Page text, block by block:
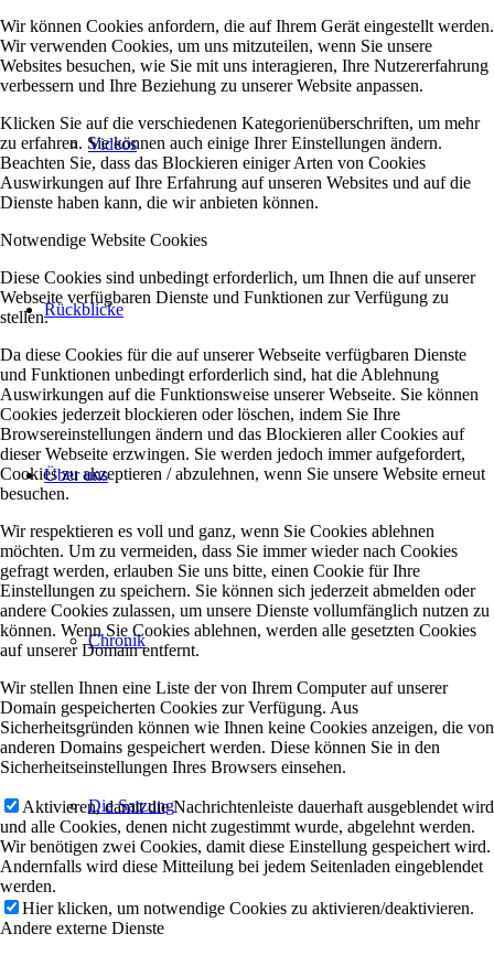
Videos
Rückblicke
Über uns
Chronik
Die Satzung
Wir können Cookies anfordern, die auf Ihrem Gerät eingestellt werden.
Wir verwenden Cookies, um uns mitzuteilen, wenn Sie unsere
Websites besuchen, wie Sie mit uns interagieren, Ihre Nutzererfahrung
verbessern und Ihre Beziehung zu unserer Website anpassen.
Klicken Sie auf die verschiedenen Kategorienüberschriften, um mehr
zu erfahren. Sie können auch einige Ihrer Einstellungen ändern.
Beachten Sie, dass das Blockieren einiger Arten von Cookies
Auswirkungen auf Ihre Erfahrung auf unseren Websites und auf die
Dienste haben kann, die wir anbieten können.
Notwendige Website Cookies
Diese Cookies sind unbedingt erforderlich, um Ihnen die auf unserer
Webseite verfügbaren Dienste und Funktionen zur Verfügung zu
stellen.
Da diese Cookies für die auf unserer Webseite verfügbaren Dienste
und Funktionen unbedingt erforderlich sind, hat die Ablehnung
Auswirkungen auf die Funktionsweise unserer Webseite. Sie können
Cookies jederzeit blockieren oder löschen, indem Sie Ihre
Browsereinstellungen ändern und das Blockieren aller Cookies auf
dieser Webseite erzwingen. Sie werden jedoch immer aufgefordert,
Cookies zu akzeptieren / abzulehnen, wenn Sie unsere Website erneut
besuchen.
Wir respektieren es voll und ganz, wenn Sie Cookies ablehnen
möchten. Um zu vermeiden, dass Sie immer wieder nach Cookies
gefragt werden, erlauben Sie uns bitte, einen Cookie für Ihre
Einstellungen zu speichern. Sie können sich jederzeit abmelden oder
andere Cookies zulassen, um unsere Dienste vollumfänglich nutzen zu
können. Wenn Sie Cookies ablehnen, werden alle gesetzten Cookies
auf unserer Domain entfernt.
Wir stellen Ihnen eine Liste der von Ihrem Computer auf unserer
Domain gespeicherten Cookies zur Verfügung. Aus
Sicherheitsgründen können wie Ihnen keine Cookies anzeigen, die von
anderen Domains gespeichert werden. Diese können Sie in den
Sicherheitseinstellungen Ihres Browsers einsehen.
Aktivieren, damit die Nachrichtenleiste dauerhaft ausgeblendet wird
und alle Cookies, denen nicht zugestimmt wurde, abgelehnt werden.
Wir benötigen zwei Cookies, damit diese Einstellung gespeichert wird.
Andernfalls wird diese Mitteilung bei jedem Seitenladen eingeblendet
werden.
Hier klicken, um notwendige Cookies zu aktivieren/deaktivieren.
Andere externe Dienste